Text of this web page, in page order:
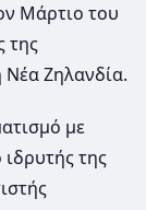
Μάρτιο του
της
Ζηλανδία.
με
της